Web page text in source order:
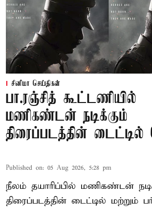
சினிமா செய்திகள்
பா.ரஞ்சித் கூட்டணியில்
மணிகண்டன் நடிக்கும்
திரைப்படத்தின் டைட்டில்
Published on: 05 Aug 2026, 5:28 pm
நீலம் தயாரிப்பில் மணிகண்டன்
திரைப்படத்தின் டைட்டில் மற்றும்